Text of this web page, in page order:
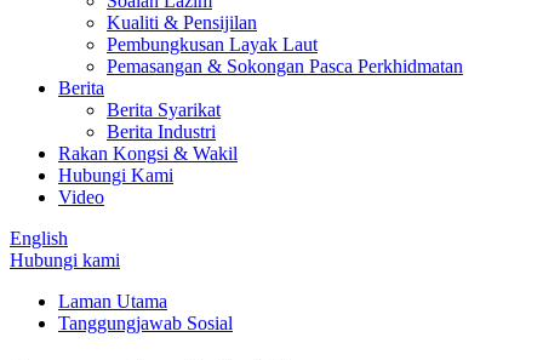
Kualiti & Pensijilan
Pembungkusan Layak Laut
Pemasangan & Sokongan Pasca Perkhidmatan
Berita
Berita Syarikat
Berita Industri
Rakan Kongsi & Wakil
Hubungi Kami
Video
English
Hubungi kami
Laman Utama
Tanggungjawab Sosial